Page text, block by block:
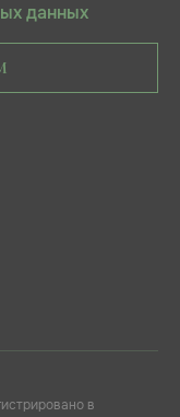
данных
в